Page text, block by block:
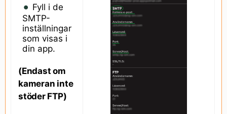
Fyll i de
SMTP-
inställningar
som visas i
din app.
(Endast om
kameran inte
stöder FTP)